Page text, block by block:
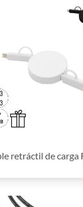
retráctil de carga